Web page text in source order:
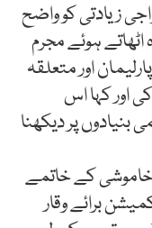
زیادتی کو واضح
اٹھاتے ہوئے مجرم
اور متعلقہ
اور کہا اس
بنیادوں پر دیکھنا
خاموشی کے خاتمے
برائے وقار